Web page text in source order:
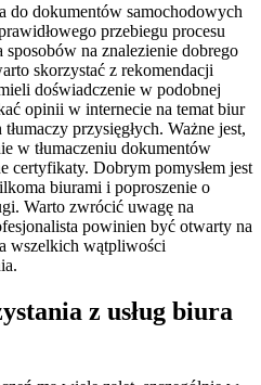
do dokumentów samochodowych
przebiegu procesu
na znalezienie dobrego
skorzystać z rekomendacji
doświadczenie w podobnej
opinii w internecie na temat biur
przysięgłych. Ważne jest,
w tłumaczeniu dokumentów
certyfikaty. Dobrym pomysłem jest
biurami i poproszenie o
Warto zwrócić uwagę na
powinien być otwarty na
wszelkich wątpliwości
z usług biura